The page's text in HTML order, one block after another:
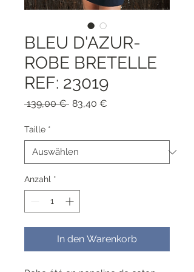
BLEU D'AZUR-
ROBE BRETELLE
REF: 23019
139,00 € Standardpreis
83,40 €
Taille *
Anzahl *
In den Warenkorb